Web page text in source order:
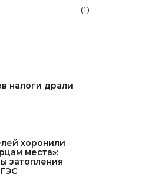
(1)
налоги драли
хоронили
места»:
затопления